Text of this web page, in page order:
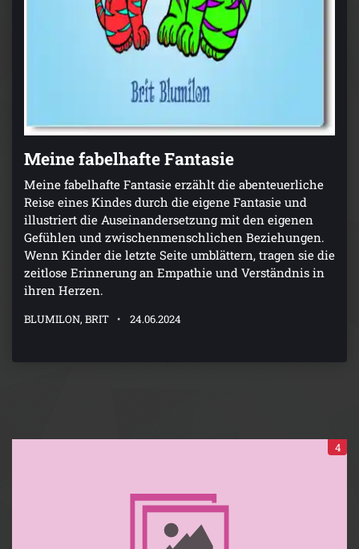
Meine fabelhafte Fantasie
Meine fabelhafte Fantasie erzählt die abenteuerliche
Reise eines Kindes durch die eigene Fantasie und
illustriert die Auseinandersetzung mit den eigenen
Gefühlen und zwischenmenschlichen Beziehungen.
Wenn Kinder die letzte Seite umblättern, tragen sie die
zeitlose Erinnerung an Empathie und Verständnis in
ihren Herzen.
BLUMILON, BRIT 24.06.2024
4